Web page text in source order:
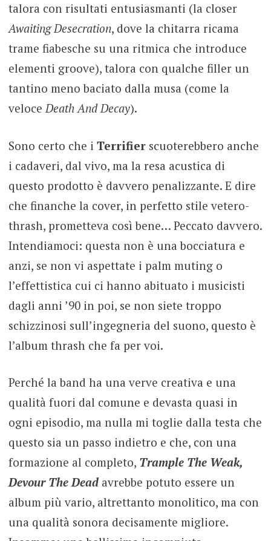
talora con risultati entusiasmanti (la closer
Awaiting Desecration, dove la chitarra ricama
trame fiabesche su una ritmica che introduce
elementi groove), talora con qualche filler un
tantino meno baciato dalla musa (come la
veloceDeath And Decay).
Sono certo che i Terrifierscuoterebbero anche
i cadaveri, dal vivo, ma la resa acustica di
questo prodotto è davvero penalizzante. E dire
che finanche la cover, in perfetto stile vetero-
thrash, prometteva così bene… Peccato davvero.
Intendiamoci: questa non è una bocciatura e
anzi, se non vi aspettate i palm muting o
l’effettistica cui ci hanno abituato i musicisti
dagli anni ’90 in poi, se non siete troppo
schizzinosi sull’ingegneria del suono, questo è
l’album thrash che fa per voi.
Perché la band ha una verve creativa e una
qualità fuori dal comune e devasta quasi in
ogni episodio, ma nulla mi toglie dalla testa che
questo sia un passo indietro e che, con una
formazione al completo, Trample The Weak,
Devour The Deadavrebbe potuto essere un
album più vario, altrettanto monolitico, ma con
una qualità sonora decisamente migliore.